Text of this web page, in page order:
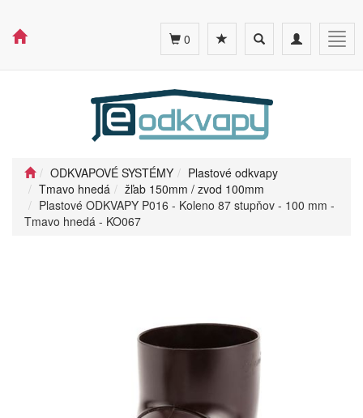
Toggle
navigation
Toggle
search
0
ODKVAPOVÉ SYSTÉMY
Plastové odkvapy
Tmavo hnedá
žľab 150mm / zvod 100mm
Plastové ODKVAPY P016 - Koleno 87 stupňov - 100 mm -
Tmavo hnedá - KO067